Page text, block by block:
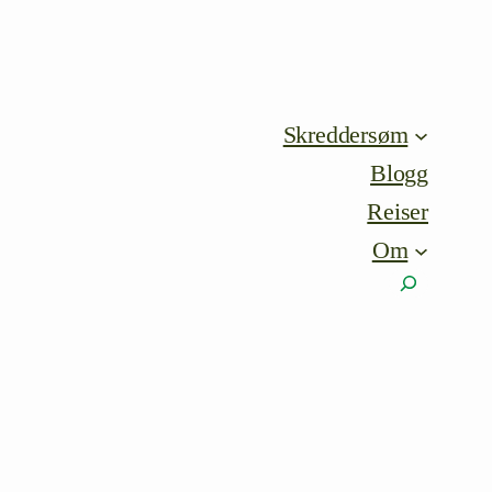
Skreddersøm
Blogg
Reiser
Om
Søk